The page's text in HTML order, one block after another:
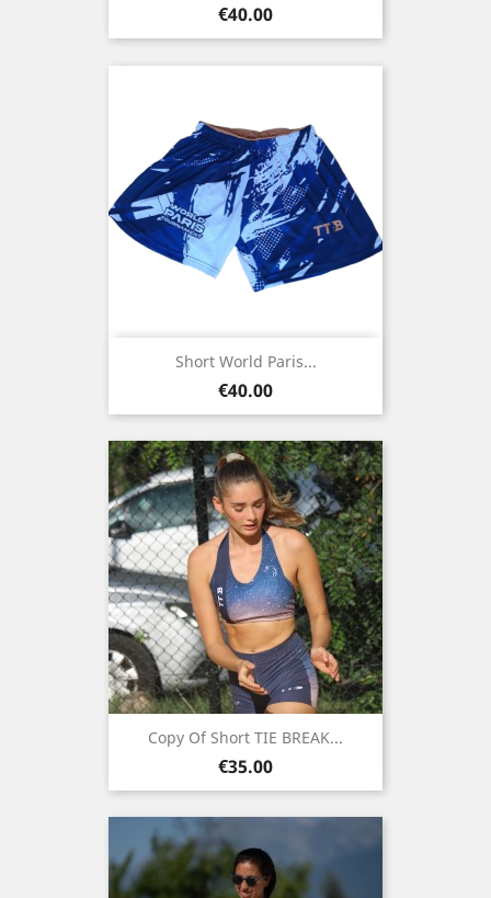
Price
€40.00
Short World Paris...
Price
€40.00
Copy Of Short TIE BREAK...
Price
€35.00